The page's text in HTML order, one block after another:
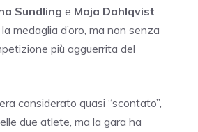
Sundling e Maja Dahlqvist
medaglia d’oro, ma non senza
più agguerrita del
considerato quasi “scontato”,
due atlete, ma la gara ha